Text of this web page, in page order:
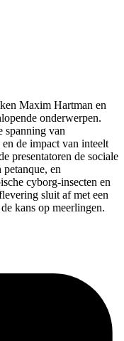
Maxim Hartman en
onderwerpen.
spanning van
de impact van inteelt
presentatoren de sociale
en
cyborg-insecten en
sluit af met een
kans op meerlingen.